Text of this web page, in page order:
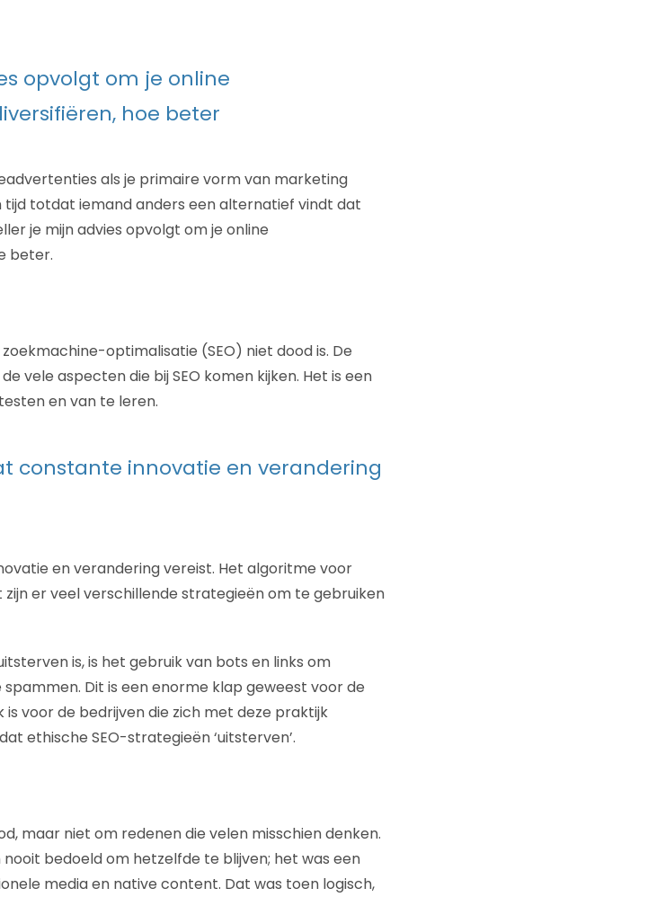
opvolgt om je online
hoe beter
als je primaire vorm van marketing
tijd totdat iemand anders een alternatief vindt dat
je mijn advies opvolgt om je online
beter.
optimalisatie (SEO) niet dood is. De
vele aspecten die bij SEO komen kijken. Het is een
en van te leren.
constante innovatie en verandering
en verandering vereist. Het algoritme voor
er veel verschillende strategieën om te gebruiken
is, is het gebruik van bots en links om
Dit is een enorme klap geweest voor de
voor de bedrijven die zich met deze praktijk
ethische SEO-strategieën ‘uitsterven’.
maar niet om redenen die velen misschien denken.
bedoeld om hetzelfde te blijven; het was een
media en native content. Dat was toen logisch,